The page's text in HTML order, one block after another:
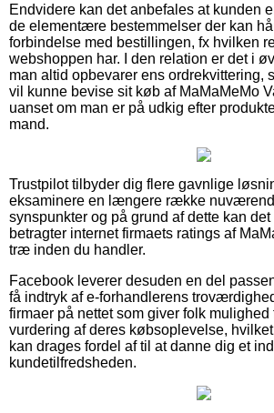
Endvidere kan det anbefales at kunden
de elementære bestemmelser der kan
forbindelse med bestillingen, fx hvilken
webshoppen har. I den relation er det i
man altid opbevarer ens ordrekvittering,
vil kunne bevise sit køb af MaMaMeMo
uanset om man er på udkig efter
mand.
Trustpilot tilbyder dig flere gavnlige
eksaminere en længere række
synspunkter og på grund af dette kan
betragter internet firmaets ratings af
træ inden du handler.
Facebook leverer desuden en del
få indtryk af e-forhandlerens
firmaer på nettet som giver folk mulighed
vurdering af deres købsoplevelse,
kan drages fordel af til at danne dig et
kundetilfredsheden.